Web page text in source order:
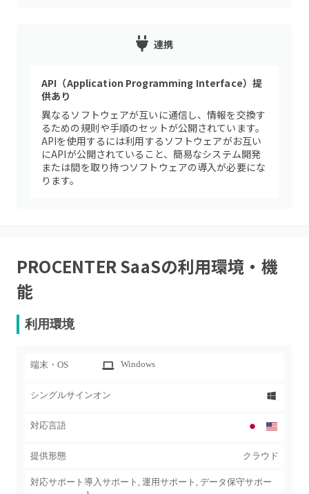
連携
API（Application Programming Interface）提
供あり
異なるソフトウェアが互いに通信し、情報を交換す
るための規則や手順のセットが公開されています。
APIを使用するには利用するソフトウェアがお互い
にAPIが公開されていること、簡易なシステム開発
または間を取り持つソフトウェアの導入が必要にな
ります。
PROCENTER SaaSの利用環境・機
能
利用環境
端末・OS Windows
シングルサインオン
対応言語
提供形態 クラウド
対応サポート 導入サポート, 運用サポート, データ保守サポー